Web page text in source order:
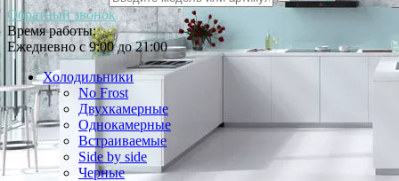
Обратный звонок
Время работы:
Ежедневно с 9:00 до 21:00
Холодильники
No Frost
Двухкамерные
Однокамерные
Встраиваемые
Side by side
Черные